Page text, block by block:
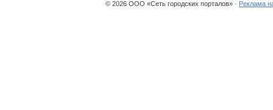
© 2026 ООО «Сеть городских порталов» · Реклама